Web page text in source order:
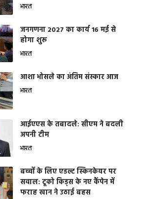
भारत
जनगणना 2027 का कार्य 16 मई से
होगा शुरू
भारत
आशा भोसले का अंतिम संस्कार आज
भारत
आईएएस के तबादले: सीएम ने बदली
अपनी टीम
भारत
बच्चों के लिए एडल्ट स्किनकेयर पर
सवाल: टूको किड्स के नए कैंपेन में
फराह खान ने उठाई बहस